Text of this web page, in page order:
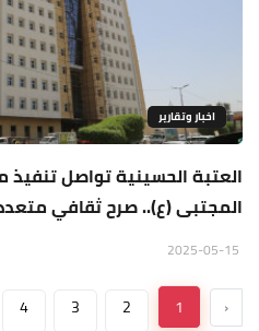
اخبار وتقارير
العتبة الحسينية تواصل
المجتبى (ع).. صرح ثقافي
‹
1
2
3
4